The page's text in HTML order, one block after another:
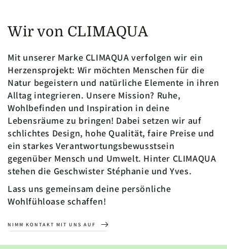
Wir von CLIMAQUA
Mit unserer Marke CLIMAQUA verfolgen wir ein
Herzensprojekt: Wir möchten Menschen für die
Natur begeistern und natürliche Elemente in ihren
Alltag integrieren. Unsere Mission? Ruhe,
Wohlbefinden und Inspiration in deine
Lebensräume zu bringen! Dabei setzen wir auf
schlichtes Design, hohe Qualität, faire Preise und
ein starkes Verantwortungsbewusstsein
gegenüber Mensch und Umwelt. Hinter CLIMAQUA
stehen die Geschwister Stéphanie und Yves.
Lass uns gemeinsam deine persönliche
Wohlfühloase schaffen!
NIMM KONTAKT MIT UNS AUF